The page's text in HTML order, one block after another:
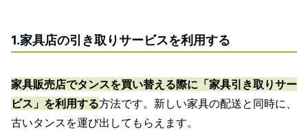
1.家具店の引き取りサービスを利用する
家具販売店でタンスを買い替える際に「家具引き取りサー
ビス」を利用する方法です。新しい家具の配送と同時に、
古いタンスを運び出してもらえます。